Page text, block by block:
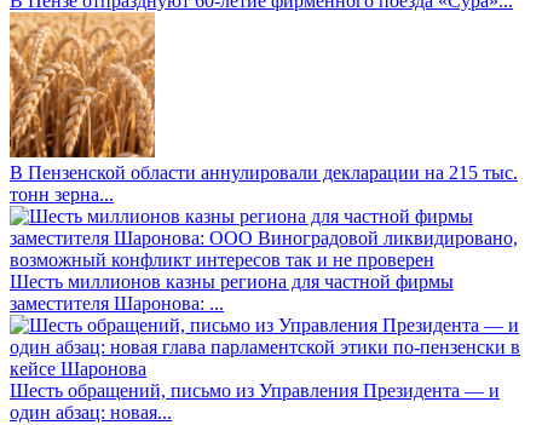
В Пензенской области аннулировали декларации на 215 тыс.
тонн зерна...
Шесть миллионов казны региона для частной фирмы
заместителя Шаронова: ...
Шесть обращений, письмо из Управления Президента — и
один абзац: новая...